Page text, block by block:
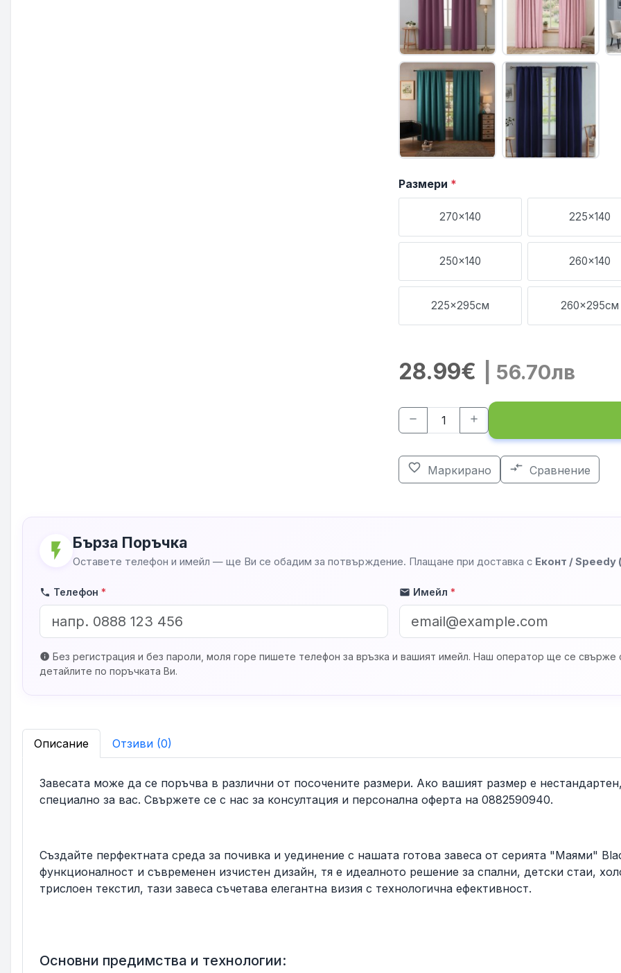
Размери *
270x140 225x140
250x140 260x140
225x295см 260x295см
28.99€ | 56.70лв
remove add
favorite_border Маркирано compare_arrows Сравнение
flash_on Бърза Поръчка
Оставете телефон и имейл — ще Ви се обадим за потвърждение. Плащане при доставка с Еконт / Speedy
phone Телефон * mail Имейл*
info Без регистрация и без пароли, моля горе пишете телефон за връзка и вашият имейл. Наш оператор ще се свърже
детайлите по поръчката Ви.
Описание Отзиви (0)
Завесата може да се поръчва в различни от посочените размери. Ако вашият размер е
специално за вас. Свържете се с нас за консултация и персонална оферта на 0882590940.
Създайте перфектната среда за почивка и уединение с нашата готова завеса от серията "Маями"
функционалност и съвременен изчистен дизайн, тя е идеалното решение за спални, детски стаи,
трислоен текстил, тази завеса съчетава елегантна визия с технологична ефективност.
Основни предимства и технологии: